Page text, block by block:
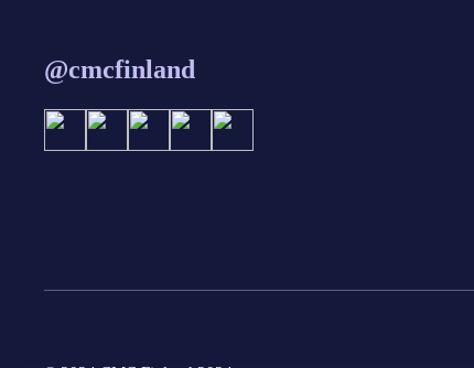
@cmcfinland